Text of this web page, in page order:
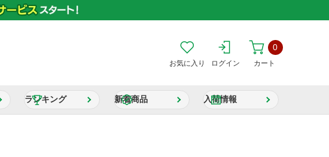
お気に入り ログイン カート
0
ランキング 新着商品 入荷情報